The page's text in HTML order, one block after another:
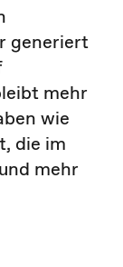
generiert
mehr
wie
die im
mehr